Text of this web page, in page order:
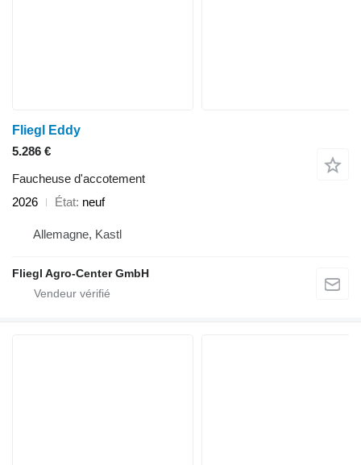
Fliegl Eddy
5.286 €
Faucheuse d'accotement
2026
État neuf
Allemagne, Kastl
Fliegl Agro-Center GmbH